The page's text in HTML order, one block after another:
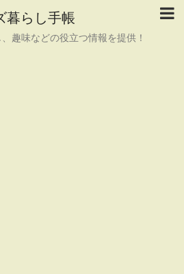
暮らし手帳
趣味などの役立つ情報を提供！